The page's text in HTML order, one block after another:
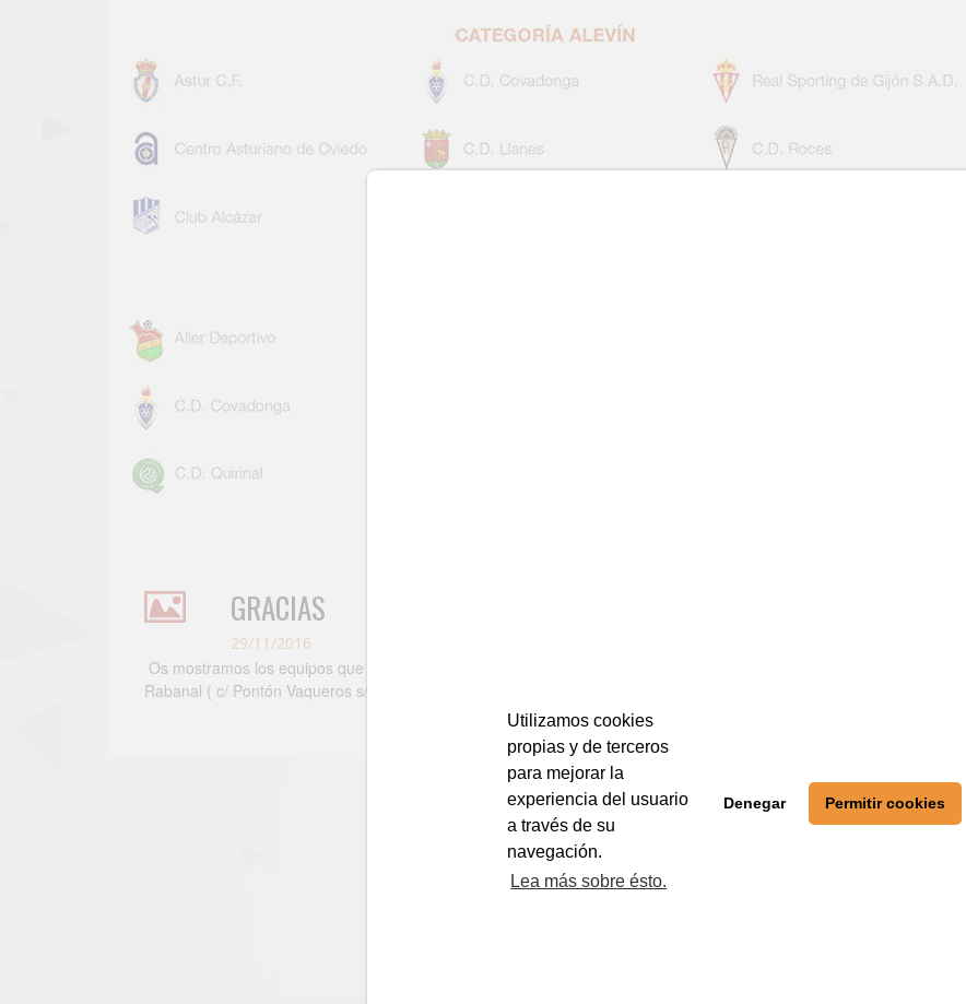
Utilizamos cookies
propias y de terceros
para mejorar la
experiencia del usuario
a través de su
navegación.
Lea más sobre ésto.
Denegar Permitir cookies
GRACIAS
29/11/2016
Os mostramos los equipos que ya han confirmado su asistencia. Nos vemos el 27, 28 y 29 de Diciembre en J.A Alvarez
Rabanal ( c/ Pontón Vaqueros s/n - Oviedo).